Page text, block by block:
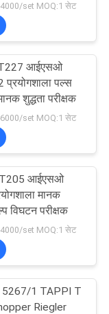
मशीन
4000/set MOQ:1 सेट
आईएसओ
पल्स
शुद्धता परीक्षक
6000/set MOQ:1 सेट
आईएसओ
मानक
विघटन परीक्षक
4000/set MOQ:1 सेट
1 TAPPI T
Riegler